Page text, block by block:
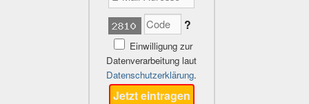
?
Einwilligung zur
Datenverarbeitung laut
Datenschutzerklärung.